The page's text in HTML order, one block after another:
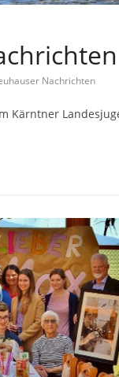
Nachrichten
Kärntner